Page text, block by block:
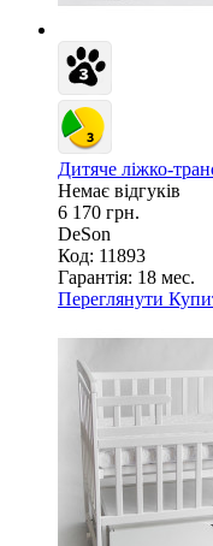
Дитяче ліжко-
Немає відгуків
6 170 грн.
DeSon
Код: 11893
Гарантія: 18 мес.
Переглянути